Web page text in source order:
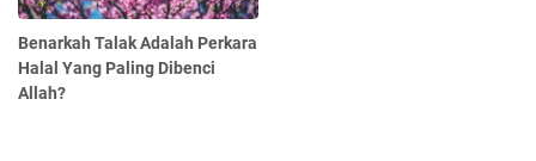
Benarkah Talak Adalah Perkara
Halal Yang Paling Dibenci
Allah?